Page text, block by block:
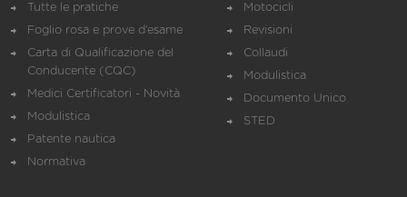
Tutte le pratiche
Foglio rosa e prove d’esame
Carta di Qualificazione del
Conducente (CQC)
Medici Certificatori - Novità
Modulistica
Patente nautica
Normativa
Motocicli
Revisioni
Collaudi
Modulistica
Documento Unico
STED